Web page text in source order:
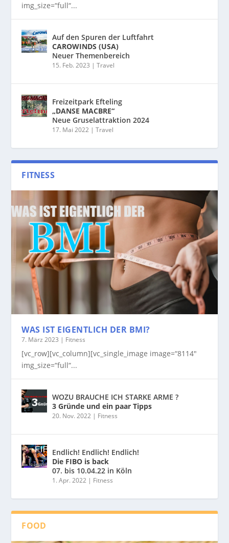
img_size=“full“...
Auf den Spuren der Luftfahrt
CAROWINDS (USA)
Neuer Themenbereich
15. Feb. 2023 |Travel
Freizeitpark Efteling
„DANSE MACBRE“
Neue Gruselattraktion 2024
17. Mai 2022 |Travel
FITNESS
WAS IST EIGENTLICH DER BMI?
7. März 2023 | Fitness
[vc_row][vc_column][vc_single_image image=“8114″
img_size=“full“...
WOZU BRAUCHE ICH STARKE ARME ?
3 Gründe und ein paar Tipps
20. Nov. 2022 | Fitness
Endlich! Endlich! Endlich!
Die FIBO is back
07. bis 10.04.22 in Köln
1. Apr. 2022 | Fitness
FOOD